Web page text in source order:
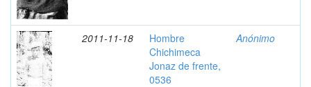
2011-11-18
Hombre
Chichimeca
Jonaz de frente,
0536
Anónimo